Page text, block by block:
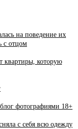
на поведение их
с отцом
квартиры, которую
фотографиями 18+
с себя всю одежду